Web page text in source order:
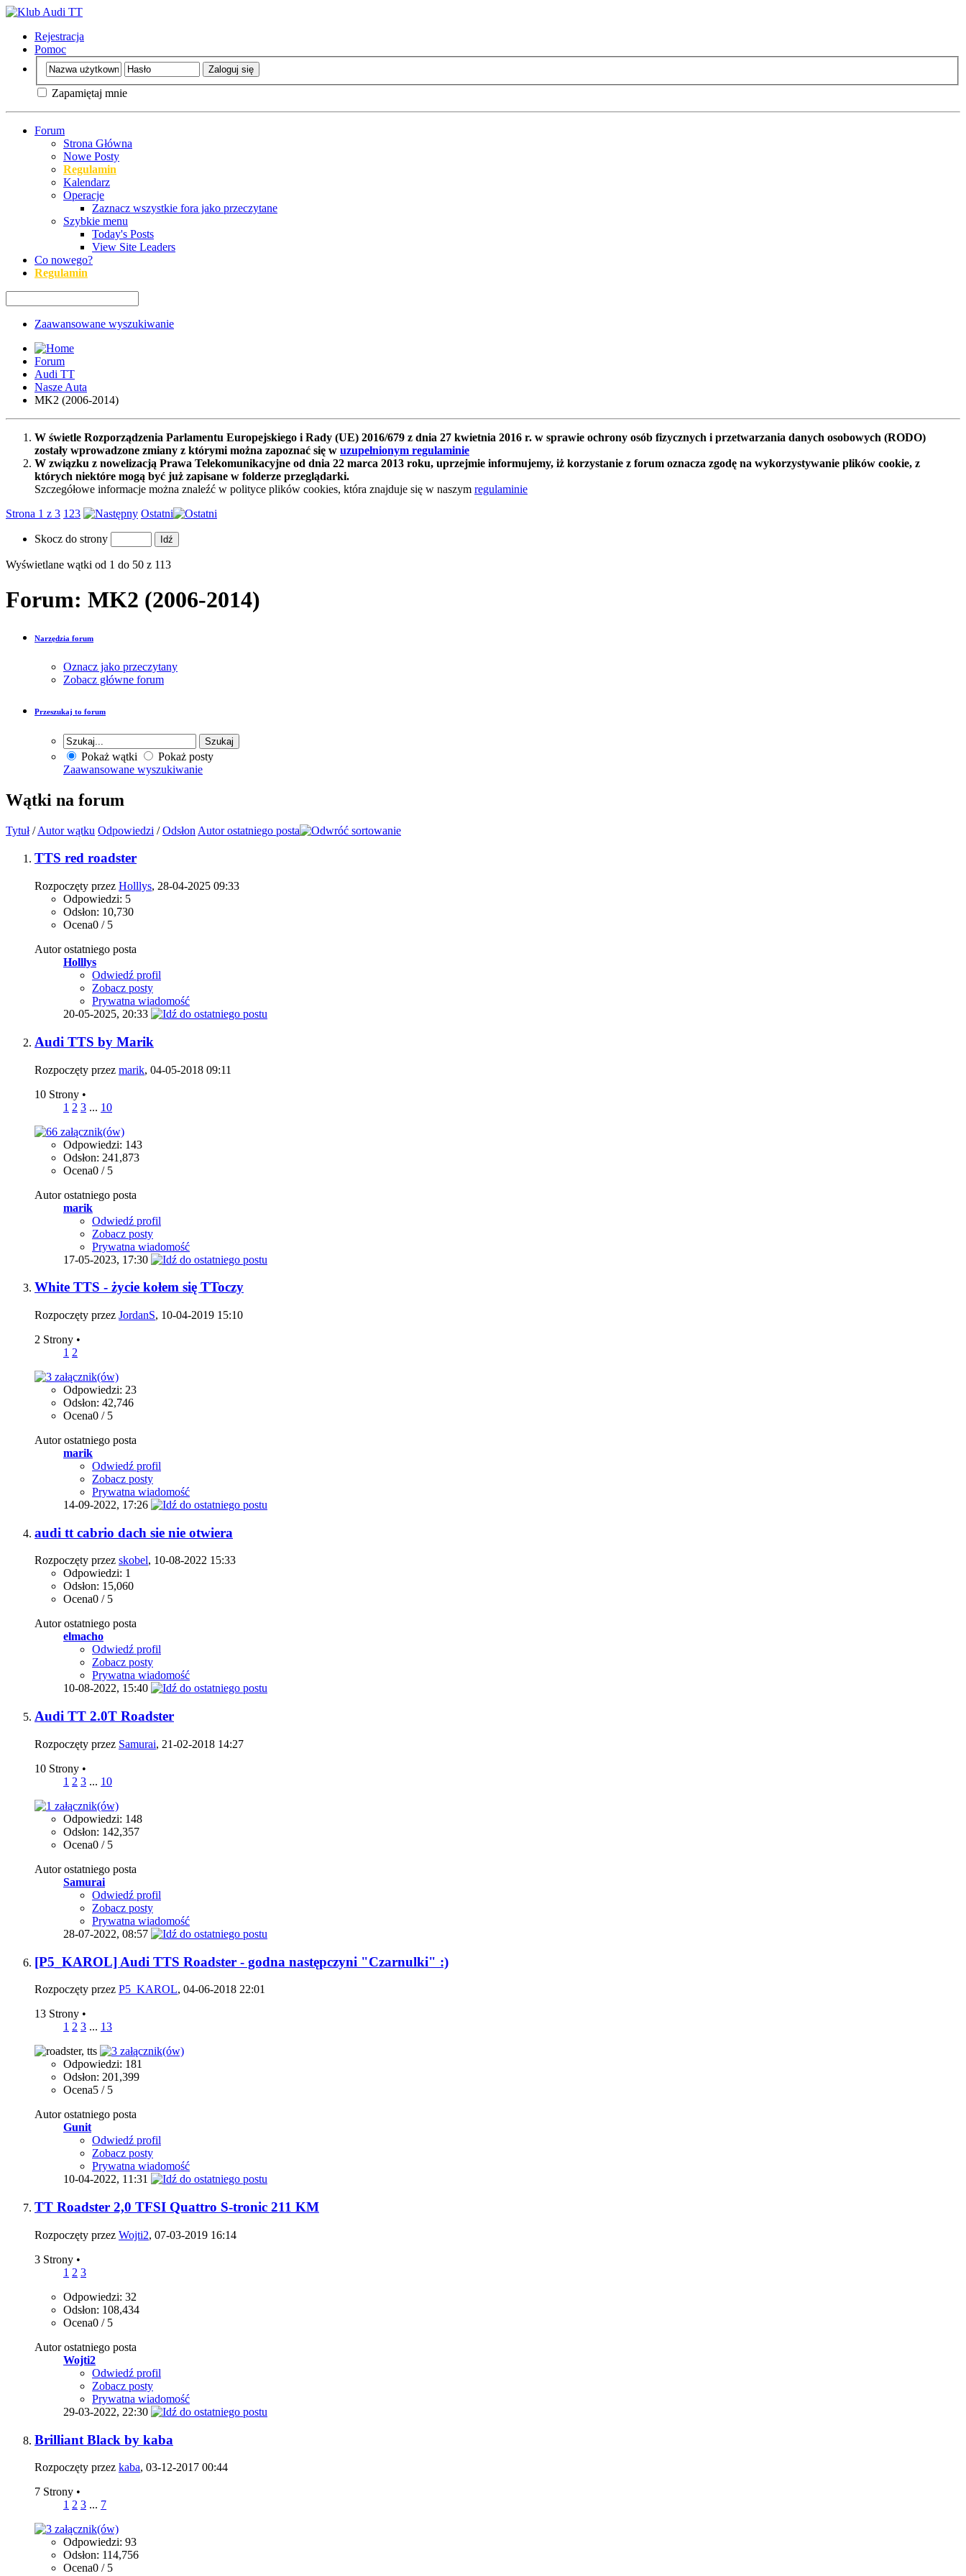
Rejestracja
Pomoc
Zapamiętaj mnie
Forum
Strona Główna
Nowe Posty
Regulamin
Kalendarz
Operacje
Zaznacz wszystkie fora jako przeczytane
Szybkie menu
Today's Posts
View Site Leaders
Co nowego?
Regulamin
Zaawansowane wyszukiwanie
Forum
Audi TT
Nasze Auta
MK2 (2006-2014)
W świetle Rozporządzenia Parlamentu Europejskiego i Rady (UE) 2016/679 z dnia 27 kwietnia 2016 r. w sprawie ochrony osób fizycznych i przetwarzania danych osobowych (RODO)
zostały wprowadzone zmiany z którymi można zapoznać się w uzupełnionym regulaminie
W związku z nowelizacją Prawa Telekomunikacyjne od dnia 22 marca 2013 roku, uprzejmie informujemy, iż korzystanie z forum oznacza zgodę na wykorzystywanie plików cookie, z
których niektóre mogą być już zapisane w folderze przeglądarki.
Szczegółowe informacje można znaleźć w polityce plików cookies, która znajduje się w naszym regulaminie
Strona 1 z 3 1 23 Ostatni
Skocz do strony
Wyświetlane wątki od 1 do 50 z 113
Forum: MK2 (2006-2014)
Narzędzia forum
Oznacz jako przeczytany
Zobacz główne forum
Przeszukaj to forum
Pokaż wątki
Pokaż posty
Zaawansowane wyszukiwanie
Wątki na forum
Tytuł/Autor wątku Odpowiedzi /Odsłon Autor ostatniego posta
TTS red roadster
Rozpoczęty przez Holllys, 28-04-2025 09:33
Odpowiedzi: 5
Odsłon: 10,730
Ocena0 / 5
Autor ostatniego posta
Holllys
Odwiedź profil
Zobacz posty
Prywatna wiadomość
20-05-2025, 20:33
Audi TTS by Marik
Rozpoczęty przez marik, 04-05-2018 09:11
10 Strony •
1 2 3 ... 10
Odpowiedzi: 143
Odsłon: 241,873
Ocena0 / 5
Autor ostatniego posta
marik
Odwiedź profil
Zobacz posty
Prywatna wiadomość
17-05-2023, 17:30
White TTS - życie kołem się TToczy
Rozpoczęty przez JordanS, 10-04-2019 15:10
2 Strony •
1 2
Odpowiedzi: 23
Odsłon: 42,746
Ocena0 / 5
Autor ostatniego posta
marik
Odwiedź profil
Zobacz posty
Prywatna wiadomość
14-09-2022, 17:26
audi tt cabrio dach sie nie otwiera
Rozpoczęty przez skobel, 10-08-2022 15:33
Odpowiedzi: 1
Odsłon: 15,060
Ocena0 / 5
Autor ostatniego posta
elmacho
Odwiedź profil
Zobacz posty
Prywatna wiadomość
10-08-2022, 15:40
Audi TT 2.0T Roadster
Rozpoczęty przez Samurai, 21-02-2018 14:27
10 Strony •
1 2 3 ... 10
Odpowiedzi: 148
Odsłon: 142,357
Ocena0 / 5
Autor ostatniego posta
Samurai
Odwiedź profil
Zobacz posty
Prywatna wiadomość
28-07-2022, 08:57
[P5_KAROL] Audi TTS Roadster - godna następczyni "Czarnulki" :)
Rozpoczęty przez P5_KAROL, 04-06-2018 22:01
13 Strony •
1 2 3 ... 13
Odpowiedzi: 181
Odsłon: 201,399
Ocena5 / 5
Autor ostatniego posta
Gunit
Odwiedź profil
Zobacz posty
Prywatna wiadomość
10-04-2022, 11:31
TT Roadster 2,0 TFSI Quattro S-tronic 211 KM
Rozpoczęty przez Wojti2, 07-03-2019 16:14
3 Strony •
1 2 3
Odpowiedzi: 32
Odsłon: 108,434
Ocena0 / 5
Autor ostatniego posta
Wojti2
Odwiedź profil
Zobacz posty
Prywatna wiadomość
29-03-2022, 22:30
Brilliant Black by kaba
Rozpoczęty przez kaba, 03-12-2017 00:44
7 Strony •
1 2 3 ... 7
Odpowiedzi: 93
Odsłon: 114,756
Ocena0 / 5